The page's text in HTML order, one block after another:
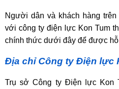
Người dân và khách hàng
với công ty điện lực Kon Tum
chính thức dưới đây để được
Địa chỉ Công ty Điện lực
Trụ sở Công ty Điện lực Kon